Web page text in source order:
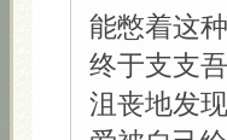
能憋着这
终于支支
沮丧地发